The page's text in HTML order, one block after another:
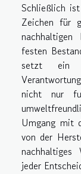
Schließlich
Zeichen für
festen
setzt ein
nicht nur
Umgang mit
von der
jeder